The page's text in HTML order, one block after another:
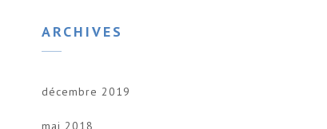
ARCHIVES
décembre 2019
mai 2018